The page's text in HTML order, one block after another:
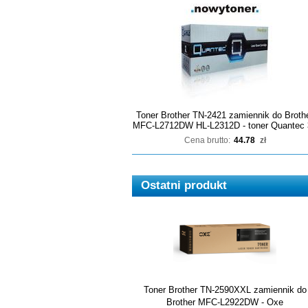
Toner Brother TN-2421 zamiennik do
MFC-L2712DW HL-L2312D - toner Quantec
Cena brutto: 44.78 zł
Ostatni produkt
Toner Brother TN-2590XXL zamiennik do
Brother MFC-L2922DW - Oxe